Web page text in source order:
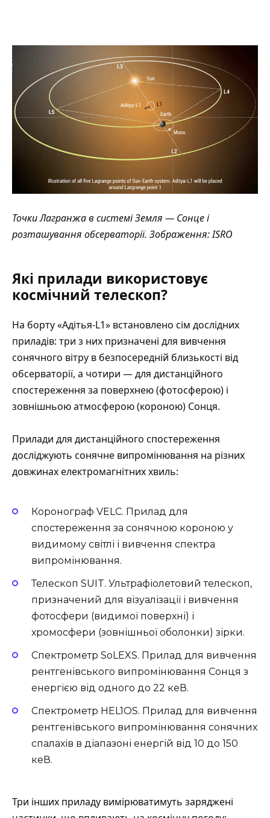
Точки Лагранжа в системі Земля — Сонце і
розташування обсерваторії. Зображення: ISRO
Які прилади використовує
космічний телескоп?
На борту «Адітья-L1» встановлено сім дослідних
приладів: три з них призначені для вивчення
сонячного вітру в безпосередній близькості від
обсерваторії, а чотири — для дистанційного
спостереження за поверхнею (фотосферою) і
зовнішньою атмосферою (короною) Сонця.
Прилади для дистанційного спостереження
досліджують сонячне випромінювання на різних
довжинах електромагнітних хвиль:
Коронограф VELC. Прилад для
спостереження за сонячною короною у
видимому світлі і вивчення спектра
випромінювання.
Телескоп SUIT. Ультрафіолетовий телескоп,
призначений для візуалізації і вивчення
фотосфери (видимої поверхні) і
хромосфери (зовнішньої оболонки) зірки.
Спектрометр SoLEXS. Прилад для вивчення
рентгенівського випромінювання Сонця з
енергією від одного до 22 кеВ.
Спектрометр HEL1OS. Прилад для вивчення
рентгенівського випромінювання сонячних
спалахів в діапазоні енергій від 10 до 150
кеВ.
Три інших приладу вимірюватимуть заряджені